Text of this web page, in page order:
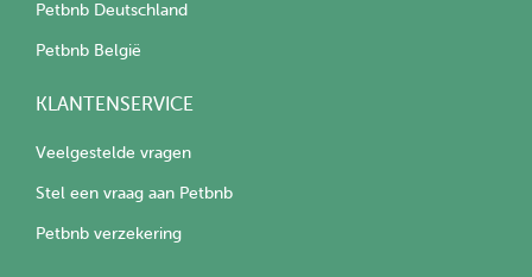
Petbnb Deutschland
Petbnb België
KLANTENSERVICE
Veelgestelde vragen
Stel een vraag aan Petbnb
Petbnb verzekering